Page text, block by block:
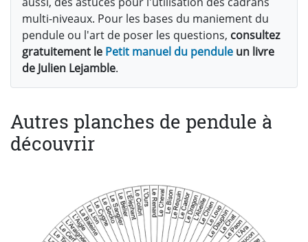
multi-niveaux. Pour les bases du maniement du
pendule ou l'art de poser les questions, consultez
gratuitement le Petit manuel du pendule un livre
de Julien Lejamble.
Autres planches de pendule à
découvrir